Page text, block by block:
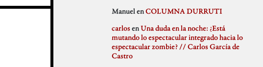
Memoria Histórica
diciembre 2019
octubre 2019
septiembre 2019
julio 2019
junio 2019
Manuel enCOLUMNA DURRUTI
carlosenUna duda en la noche: ¿Está
mutando lo espectacular integrado hacia lo
espectacular zombie? // Carlos García de
Castro